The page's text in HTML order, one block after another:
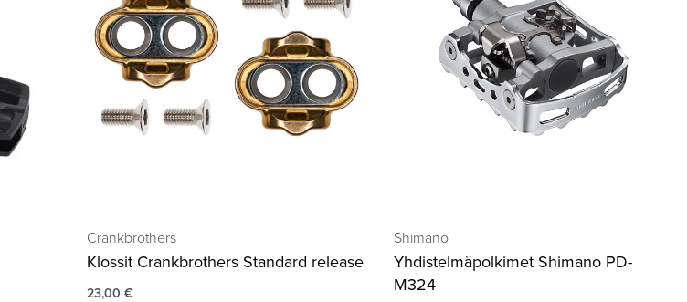
Crankbrothers
Klossit Crankbrothers Standard release
23,00 €
Shimano
Yhdistelmäpolkimet Shimano PD-
M324